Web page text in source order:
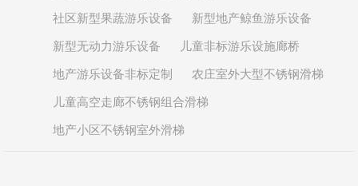
社区新型果蔬游乐设备
新型地产鲸鱼游乐设备
新型无动力游乐设备
儿童非标游乐设施廊桥
地产游乐设备非标定制
农庄室外大型不锈钢滑梯
儿童高空走廊不锈钢组合滑梯
地产小区不锈钢室外滑梯